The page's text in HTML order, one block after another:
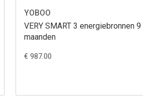
YOBOO
VERY SMART 3 energiebronnen 9
maanden
€ 987.00